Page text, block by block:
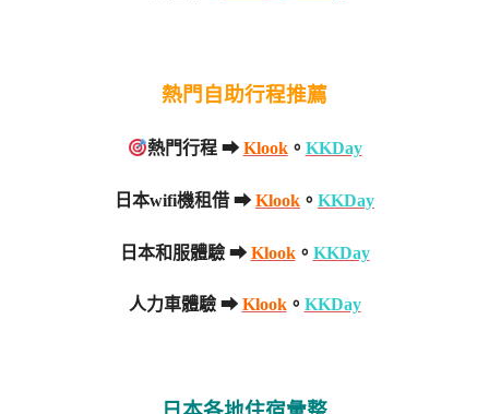
熱門自助行程推薦
熱門行程 ➡ Klook。 KKDay
日本wifi機租借 ➡ Klook 。 KKDay
日本和服體驗 ➡ Klook。 KKDay
人力車體驗 ➡ Klook。 KKDay